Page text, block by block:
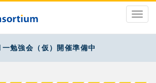
勉強会（仮）開催準備中